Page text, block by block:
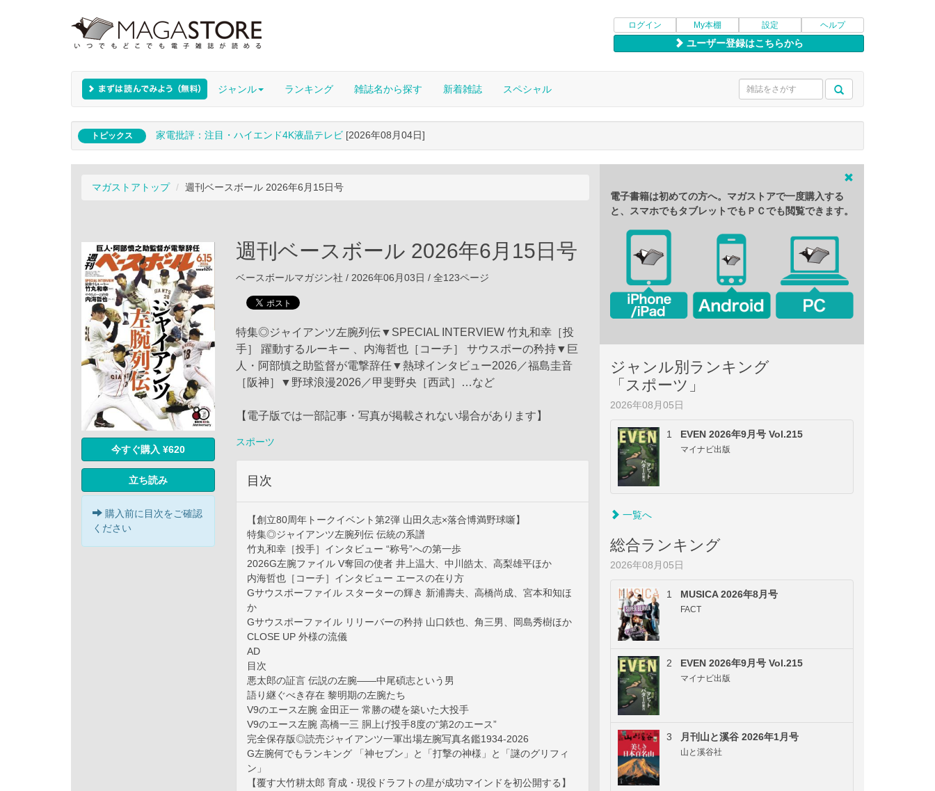
ログイン My本棚 設定 ヘルプ
ユーザー登録はこちらから
ジャンル ランキング 雑誌名から探す 新着雑誌 スペシャル
トピックス 家電批評：注目・ハイエンド4K液晶テレビ [2026年08月04日]
マガストアトップ 週刊ベースボール 2026年6月15日号
今すぐ購入 ¥620
立ち読み
購入前に目次をご確認
ください
週刊ベースボール 2026年6月15日号
ベースボールマガジン社 / 2026年06月03日 / 全123ページ
特集◎ジャイアンツ左腕列伝▼SPECIAL INTERVIEW 竹丸和幸［投
手］ 躍動するルーキー 、内海哲也［コーチ］ サウスポーの矜持▼巨
人・阿部慎之助監督が電撃辞任▼熱球インタビュー2026／福島圭音
［阪神］▼野球浪漫2026／甲斐野央［西武］…など
【電子版では一部記事・写真が掲載されない場合があります】
スポーツ
目次
【創立80周年トークイベント第2弾 山田久志×落合博満野球噺】
特集◎ジャイアンツ左腕列伝 伝統の系譜
竹丸和幸［投手］インタビュー “称号”への第一歩
2026G左腕ファイル V奪回の使者 井上温大、中川皓太、高梨雄平ほか
内海哲也［コーチ］インタビュー エースの在り方
Gサウスポーファイル スターターの輝き 新浦壽夫、高橋尚成、宮本和知ほ
か
Gサウスポーファイル リリーバーの矜持 山口鉄也、角三男、岡島秀樹ほか
CLOSE UP 外様の流儀
AD
目次
悪太郎の証言 伝説の左腕——中尾碩志という男
語り継ぐべき存在 黎明期の左腕たち
V9のエース左腕 金田正一 常勝の礎を築いた大投手
V9のエース左腕 高橋一三 胴上げ投手8度の“第2のエース”
完全保存版◎読売ジャイアンツ一軍出場左腕写真名鑑1934-2026
G左腕何でもランキング 「神セブン」と「打撃の神様」と「謎のグリフィ
ン」
【覆す大竹耕太郎 育成・現役ドラフトの星が成功マインドを初公開する】
電子書籍は初めての方へ。マガストアで一度購入する
と、スマホでもタブレットでもＰＣでも閲覧できます。
ジャンル別ランキング
「スポーツ」
2026年08月05日
1 EVEN 2026年9月号 Vol.215
マイナビ出版
一覧へ
総合ランキング
2026年08月05日
1 MUSICA 2026年8月号
FACT
2 EVEN 2026年9月号 Vol.215
マイナビ出版
3 月刊山と溪谷 2026年1月号
山と溪谷社